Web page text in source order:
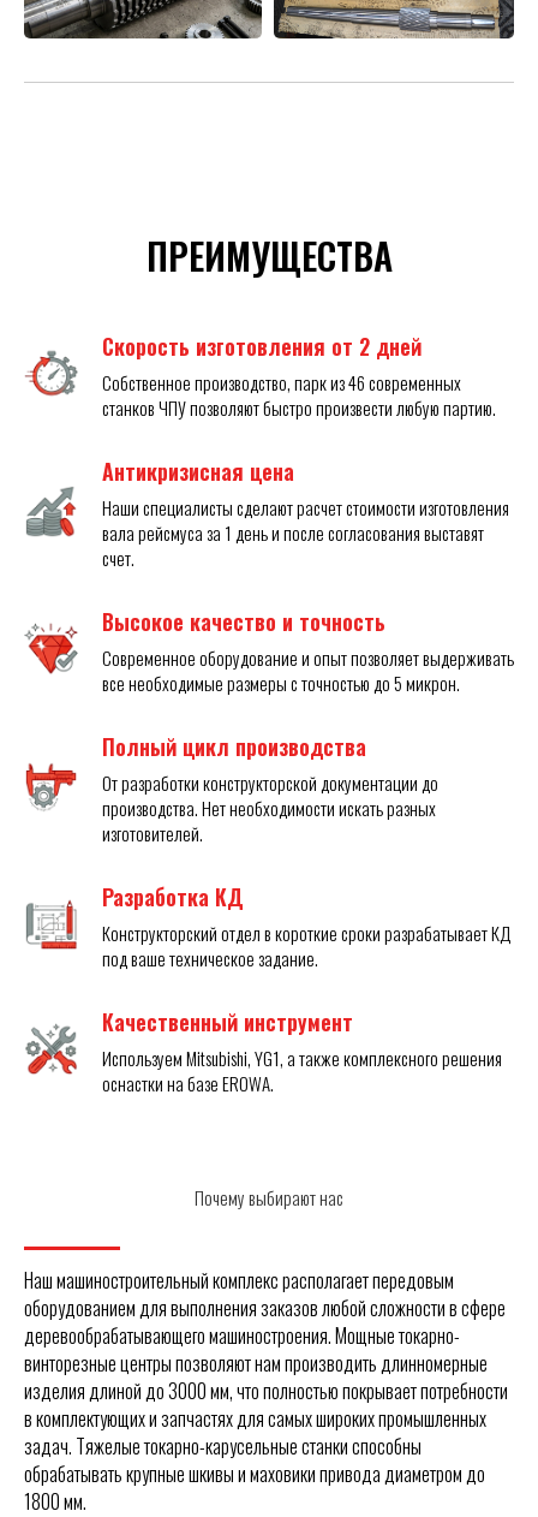
ПРЕИМУЩЕСТВА
Скорость изготовления от 2 дней
Собственное производство, парк из 46 современных
станков ЧПУ позволяют быстро произвести любую партию.
Антикризисная цена
Наши специалисты сделают расчет стоимости изготовления
вала рейсмуса за 1 день и после согласования выставят
счет.
Высокое качество и точность
Современное оборудование и опыт позволяет выдерживать
все необходимые размеры с точностью до 5 микрон.
Полный цикл производства
От разработки конструкторской документации до
производства. Нет необходимости искать разных
изготовителей.
Разработка КД
Конструкторский отдел в короткие сроки разрабатывает КД
под ваше техническое задание.
Качественный инструмент
Используем Mitsubishi, YG1, а также комплексного решения
оснастки на базе EROWA.
Почему выбирают нас
Наш машиностроительный комплекс располагает передовым
оборудованием для выполнения заказов любой сложности в сфере
деревообрабатывающего машиностроения. Мощные токарно-
винторезные центры позволяют нам производить длинномерные
изделия длиной до 3000 мм, что полностью покрывает потребности
в комплектующих и запчастях для самых широких промышленных
задач. Тяжелые токарно-карусельные станки способны
обрабатывать крупные шкивы и маховики привода диаметром до
1800 мм.